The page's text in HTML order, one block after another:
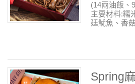
(14兩油飯、
主要材料:糯
廷魷魚、香
Spring